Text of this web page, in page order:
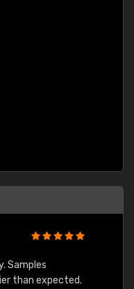
Samples
than expected.